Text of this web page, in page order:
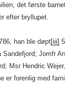
det første
efter bryllupet.
han ble døpt[iii]
Jomfr
Msr Hendric
er forenlig med